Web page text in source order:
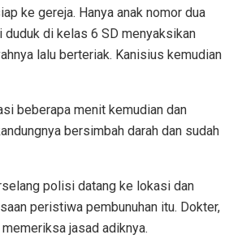
ke gereja. Hanya anak nomor dua
duduk di kelas 6 SD menyaksikan
lalu berteriak. Kanisius kemudian
beberapa menit kemudian dan
bersimbah darah dan sudah
polisi datang ke lokasi dan
peristiwa pembunuhan itu. Dokter,
jasad adiknya.